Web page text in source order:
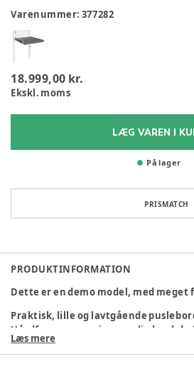
Varenummer: 377282
18.999,00 kr.
Ekskl. moms
LÆG VAREN I
På lager
PRISMATCH
PRODUKTINFORMATION
Dette er en demo model, med meget
Praktisk, lille og lavtgående
Hårdfør og rengøringsvenlig
Bordpladens mål: 80 x 80 cm
Læs mere